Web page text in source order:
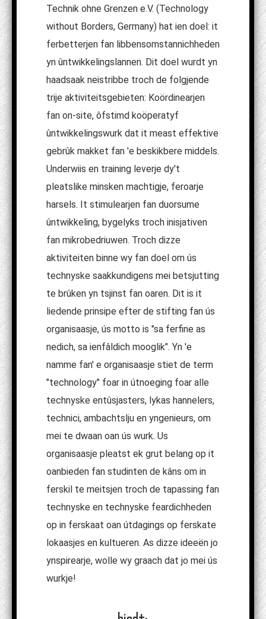
Technik ohne Grenzen e.V. (Technology
without Borders, Germany) hat ien doel: it
ferbetterjen fan libbensomstannichheden
yn ûntwikkelingslannen. Dit doel wurdt yn
haadsaak neistribbe troch de folgjende
trije aktiviteitsgebieten: Koördinearjen
fan on-site, ôfstimd koöperatyf
ûntwikkelingswurk dat it meast effektive
gebrûk makket fan 'e beskikbere middels.
Underwiis en training leverje dy't
pleatslike minsken machtigje, feroarje
harsels. It stimulearjen fan duorsume
ûntwikkeling, bygelyks troch inisjativen
fan mikrobedriuwen. Troch dizze
aktiviteiten binne wy ​​fan doel om ús
technyske saakkundigens mei betsjutting
te brûken yn tsjinst fan oaren. Dit is it
liedende prinsipe efter de stifting fan ús
organisaasje, ús motto is "sa ferfine as
nedich, sa ienfâldich mooglik". Yn 'e
namme fan' e organisaasje stiet de term
"technology" foar in útnoeging foar alle
technyske entûsjasters, lykas hannelers,
technici, ambachtslju en yngenieurs, om
mei te dwaan oan ús wurk. Us
organisaasje pleatst ek grut belang op it
oanbieden fan studinten de kâns om in
ferskil te meitsjen troch de tapassing fan
technyske en technyske feardichheden
op in ferskaat oan útdagings op ferskate
lokaasjes en kultueren. As dizze ideeën jo
ynspirearje, wolle wy graach dat jo mei ús
wurkje!